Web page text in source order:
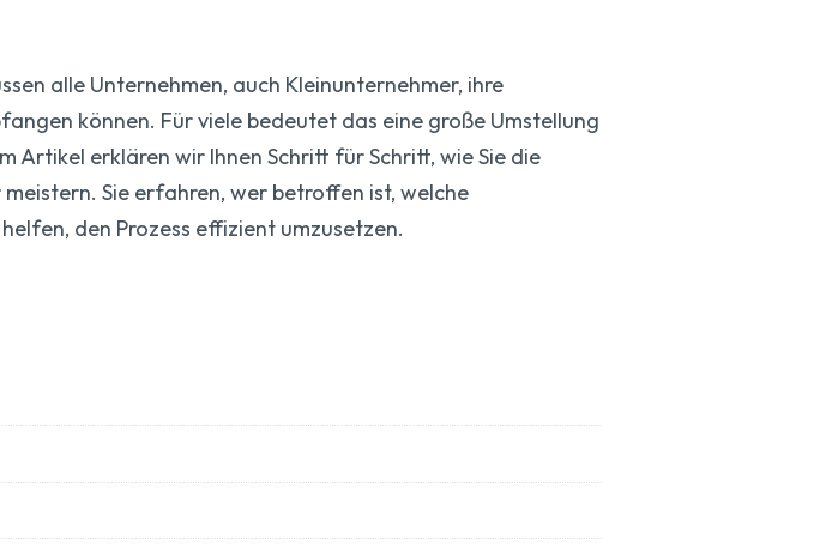
alle Unternehmen, auch Kleinunternehmer, ihre
können. Für viele bedeutet das eine große Umstellung
Artikel erklären wir Ihnen Schritt für Schritt, wie Sie die
Sie erfahren, wer betroffen ist, welche
den Prozess effizient umzusetzen.